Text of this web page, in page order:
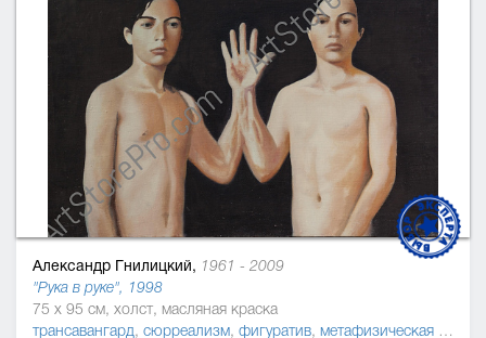
Александр Гнилицкий, 1961 - 2009
"Рука в руке", 1998
75 x 95 см, холст, масляная краска
трансавангард, сюрреализм, фигуратив, метафизическая живопись